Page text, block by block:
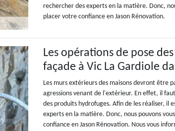
rechercher des experts en la matière. Donc,
placer votre confiance en Jason Rénovation.
Les opérations de pose
façade à Vic La Gardiole
Les murs extérieurs des maisons devront être
agressions venant de l'extérieur. En effet, il
des produits hydrofuges. Afin de les réaliser, il
experts en la matière. Donc, nous pouvons
confiance en Jason Rénovation. Nous vous